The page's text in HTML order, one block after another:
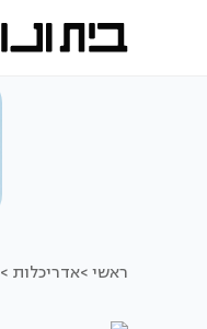
ראשי >אדריכלות >